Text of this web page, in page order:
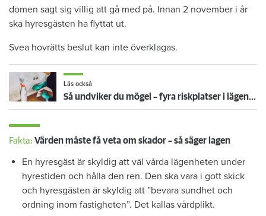
domen sagt sig villig att gå med på. Innan 2 november i år
ska hyresgästen ha flyttat ut.
Svea hovrätts beslut kan inte överklagas.
Läs också
Så undviker du mögel – fyra riskplatser i lägenheten: ”Måste städa bort”
Fakta: Värden måste få veta om skador – så säger lagen
En hyresgäst är skyldig att väl vårda lägenheten under
hyrestiden och hålla den ren. Den ska vara i gott skick
och hyresgästen är skyldig att ”bevara sundhet och
ordning inom fastigheten”. Det kallas vårdplikt.